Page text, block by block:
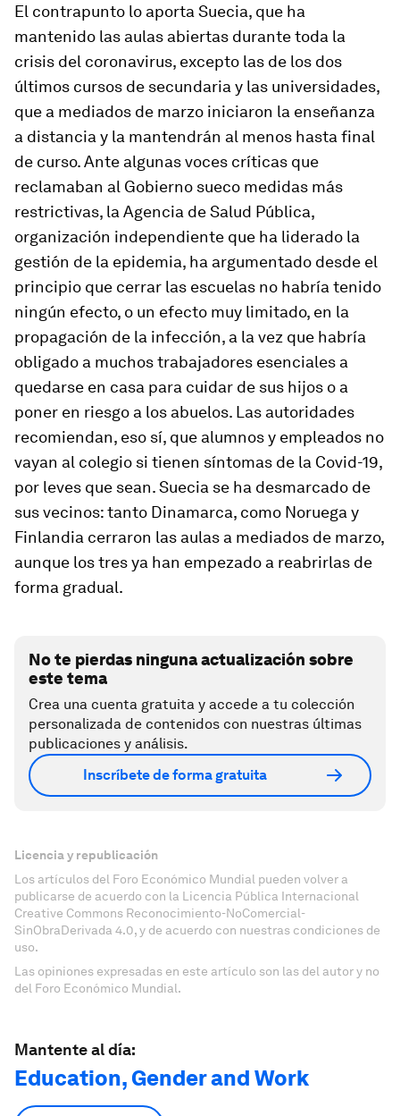
El contrapunto lo aporta Suecia, que ha
mantenido las aulas abiertas durante toda la
crisis del coronavirus, excepto las de los dos
últimos cursos de secundaria y las universidades,
que a mediados de marzo iniciaron la enseñanza
a distancia y la mantendrán al menos hasta final
de curso. Ante algunas voces críticas que
reclamaban al Gobierno sueco medidas más
restrictivas, la Agencia de Salud Pública,
organización independiente que ha liderado la
gestión de la epidemia, ha argumentado desde el
principio que cerrar las escuelas no habría tenido
ningún efecto, o un efecto muy limitado, en la
propagación de la infección, a la vez que habría
obligado a muchos trabajadores esenciales a
quedarse en casa para cuidar de sus hijos o a
poner en riesgo a los abuelos. Las autoridades
recomiendan, eso sí, que alumnos y empleados no
vayan al colegio si tienen síntomas de la Covid-19,
por leves que sean. Suecia se ha desmarcado de
sus vecinos: tanto Dinamarca, como Noruega y
Finlandia cerraron las aulas a mediados de marzo,
aunque los tres ya han empezado a reabrirlas de
forma gradual.
No te pierdas ninguna actualización sobre
este tema
Crea una cuenta gratuita y accede a tu colección
personalizada de contenidos con nuestras últimas
publicaciones y análisis.
Inscríbete de forma gratuita
Licencia y republicación
Los artículos del Foro Económico Mundial pueden volver a
publicarse de acuerdo con la Licencia Pública Internacional
Creative Commons Reconocimiento-NoComercial-
SinObraDerivada 4.0, y de acuerdo con nuestras condiciones de
uso.
Las opiniones expresadas en este artículo son las del autor y no
del Foro Económico Mundial.
Mantente al día:
Education, Gender and Work